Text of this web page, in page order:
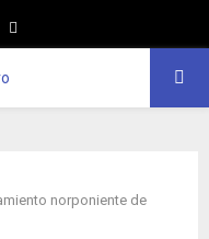
Whatsapp
norponiente de